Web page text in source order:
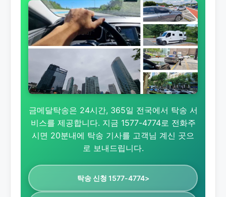
금메달탁송은 24시간, 365일 전국에서 탁송 서
비스를 제공합니다. 지금 1577-4774로 전화주
시면 20분내에 탁송 기사를 고객님 계신 곳으
로 보내드립니다.
탁송 신청 1577-4774>